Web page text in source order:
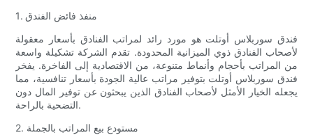
1. منفذ فائض الفندق
فندق سوربلاس أوتلت هو مورد رائد لمراتب الفنادق بأسعار معقولة
لأصحاب الفنادق ذوي الميزانية المحدودة. تقدم الشركة تشكيلة واسعة
من المراتب بأحجام وأنماط متنوعة، من الاقتصادية إلى الفاخرة. يفخر
فندق سوربلاس أوتلت بتوفير مراتب عالية الجودة بأسعار تنافسية، مما
يجعله الخيار الأمثل لأصحاب الفنادق الذين يبحثون عن توفير المال دون
التضحية بالراحة.
2. مستودع بيع المراتب بالجملة